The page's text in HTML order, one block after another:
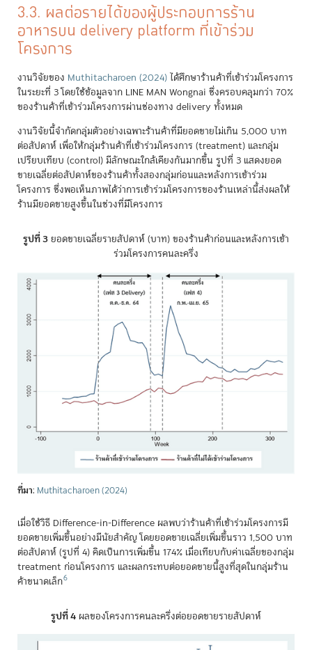
3.3. ผลต่อรายได้ของผู้ประกอบการร้าน
อาหารบน delivery platform ที่เข้าร่วม
โครงการ
งานวิจัยของ Muthitacharoen (2024)ได้ศึกษาร้านค้าที่เข้าร่วมโครงการ
ในระยะที่ 3 โดยใช้ข้อมูลจาก LINE MAN Wongnai ซึ่งครอบคลุมกว่า 70%
ของร้านค้าที่เข้าร่วมโครงการผ่านช่องทาง delivery ทั้งหมด
งานวิจัยนี้จำกัดกลุ่มตัวอย่างเฉพาะร้านค้าที่มียอดขายไม่เกิน 5,000 บาท
ต่อสัปดาห์ เพื่อให้กลุ่มร้านค้าที่เข้าร่วมโครงการ (treatment) และกลุ่ม
เปรียบเทียบ (control) มีลักษณะใกล้เคียงกันมากขึ้น รูปที่ 3 แสดงยอด
ขายเฉลี่ยต่อสัปดาห์ของร้านค้าทั้งสองกลุ่มก่อนและหลังการเข้าร่วม
โครงการ ซึ่งพอเห็นภาพได้ว่าการเข้าร่วมโครงการของร้านเหล่านี้ส่งผลให้
ร้านมียอดขายสูงขึ้นในช่วงที่มีโครงการ
รูปที่ 3ยอดขายเฉลี่ยรายสัปดาห์ (บาท) ของร้านค้าก่อนและหลังการเข้า
ร่วมโครงการคนละครึ่ง
ที่มา: Muthitacharoen (2024)
เมื่อใช้วิธี Difference-in-Difference ผลพบว่าร้านค้าที่เข้าร่วมโครงการมี
ยอดขายเพิ่มขึ้นอย่างมีนัยสำคัญ โดยยอดขายเฉลี่ยเพิ่มขึ้นราว 1,500 บาท
ต่อสัปดาห์ (รูปที่ 4) คิดเป็นการเพิ่มขึ้น 174% เมื่อเทียบกับค่าเฉลี่ยของกลุ่ม
treatment ก่อนโครงการ และผลกระทบต่อยอดขายนี้สูงที่สุดในกลุ่มร้าน
ค้าขนาดเล็ก6
รูปที่ 4 ผลของโครงการคนละครึ่งต่อยอดขายรายสัปดาห์